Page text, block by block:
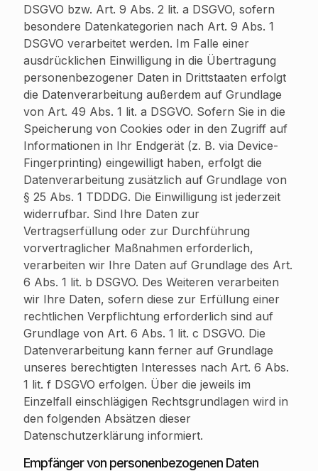
DSGVO bzw. Art. 9 Abs. 2 lit. a DSGVO, sofern
besondere Datenkategorien nach Art. 9 Abs. 1
DSGVO verarbeitet werden. Im Falle einer
ausdrücklichen Einwilligung in die Übertragung
personenbezogener Daten in Drittstaaten erfolgt
die Datenverarbeitung außerdem auf Grundlage
von Art. 49 Abs. 1 lit. a DSGVO. Sofern Sie in die
Speicherung von Cookies oder in den Zugriff auf
Informationen in Ihr Endgerät (z. B. via Device-
Fingerprinting) eingewilligt haben, erfolgt die
Datenverarbeitung zusätzlich auf Grundlage von
§ 25 Abs. 1 TDDDG. Die Einwilligung ist jederzeit
widerrufbar. Sind Ihre Daten zur
Vertragserfüllung oder zur Durchführung
vorvertraglicher Maßnahmen erforderlich,
verarbeiten wir Ihre Daten auf Grundlage des Art.
6 Abs. 1 lit. b DSGVO. Des Weiteren verarbeiten
wir Ihre Daten, sofern diese zur Erfüllung einer
rechtlichen Verpflichtung erforderlich sind auf
Grundlage von Art. 6 Abs. 1 lit. c DSGVO. Die
Datenverarbeitung kann ferner auf Grundlage
unseres berechtigten Interesses nach Art. 6 Abs.
1 lit. f DSGVO erfolgen. Über die jeweils im
Einzelfall einschlägigen Rechtsgrundlagen wird in
den folgenden Absätzen dieser
Datenschutzerklärung informiert.
Empfänger von personenbezogenen Daten